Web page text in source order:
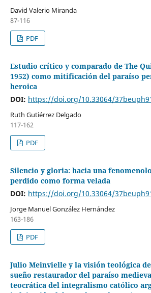
David Valerio Miranda
87-116
PDF
Estudio crítico y comparado de The
1952) como mitificación del paraíso
heroica
DOI: https://doi.org/10.33064/
Ruth Gutiérrez Delgado
117-162
PDF
Silencio y gloria: hacia una
perdido como forma velada
DOI: https://doi.org/10.33064/
Jorge Manuel González Hernández
163-186
PDF
Julio Meinvielle y la visión teológica
sueño restaurador del paraíso
teocrática del integralismo católico